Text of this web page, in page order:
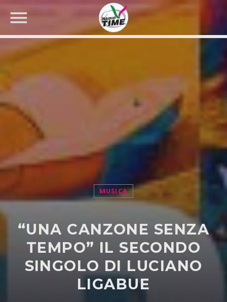
CERCA NEL SITO WEB:
MUSICA
“UNA CANZONE SENZA
TEMPO” IL SECONDO
SINGOLO DI LUCIANO
LIGABUE